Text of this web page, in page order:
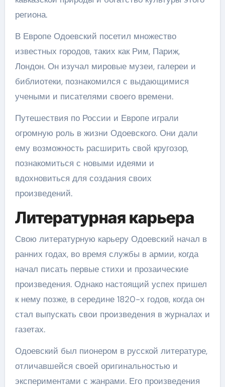
региона.
В Европе Одоевский посетил множество
известных городов, таких как Рим, Париж,
Лондон. Он изучал мировые музеи, галереи и
библиотеки, познакомился с выдающимися
учеными и писателями своего времени.
Путешествия по России и Европе играли
огромную роль в жизни Одоевского. Они дали
ему возможность расширить свой кругозор,
познакомиться с новыми идеями и
вдохновиться для создания своих
произведений.
Литературная карьера
Свою литературную карьеру Одоевский начал в
ранних годах, во время службы в армии, когда
начал писать первые стихи и прозаические
произведения. Однако настоящий успех пришел
к нему позже, в середине 1820-х годов, когда он
стал выпускать свои произведения в журналах и
газетах.
Одоевский был пионером в русской литературе,
отличавшейся своей оригинальностью и
экспериментами с жанрами. Его произведения